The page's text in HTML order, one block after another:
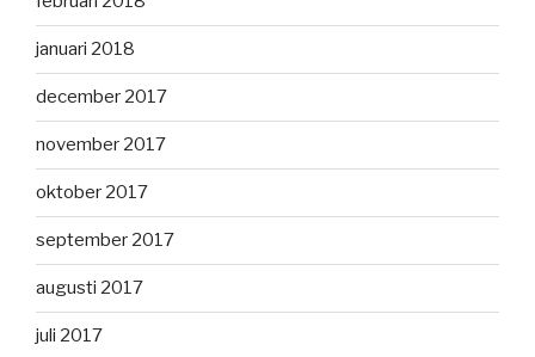
januari 2018
december 2017
november 2017
oktober 2017
september 2017
augusti 2017
juli 2017